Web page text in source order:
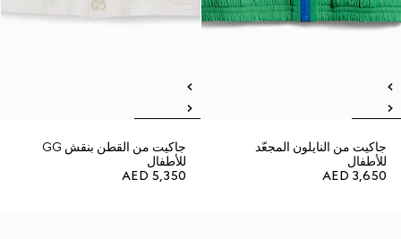
جاكيت من النايلون المجعّد
للأطفال
AED 3,650
جاكيت من القطن بنقش GG
للأطفال
AED 5,350